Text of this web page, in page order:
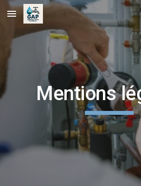
Skip to main content
Mentions